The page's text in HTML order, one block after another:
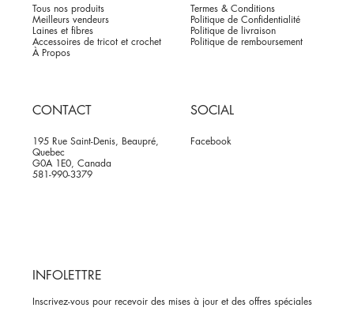
Tous nos produits
Meilleurs vendeurs
Laines et fibres
Accessoires de tricot et crochet
À Propos
Termes & Conditions
Politique de Confidentialité
Politique de livraison
Politique de remboursement
CONTACT
195 Rue Saint-Denis, Beaupré,
Quebec
G0A 1E0, Canada
581-990-3379
SOCIAL
Facebook
INFOLETTRE
Inscrivez-vous pour recevoir des mises à jour et des offres spéciales